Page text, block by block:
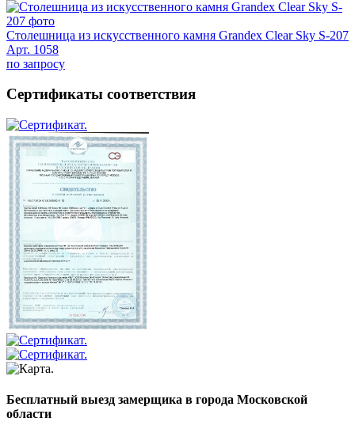
Столешница из искусственного камня Grandex Clear Sky S-207
Арт. 1058
по запросу
Сертификаты соответствия
Бесплатный выезд замерщика в города Московской
области